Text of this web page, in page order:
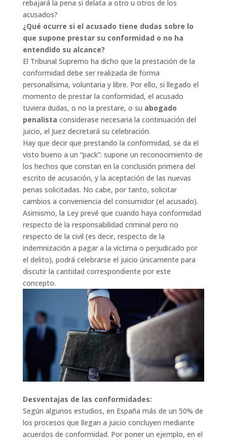
rebajará la pena si delata a otro u otros de los
acusados?
¿Qué ocurre si el acusado tiene dudas sobre lo
que supone prestar su conformidad o no ha
entendido su alcance?
El Tribunal Supremo ha dicho que la prestación de la
conformidad debe ser realizada de forma
personalísima, voluntaria y libre. Por ello, si llegado el
momento de prestar la conformidad, el acusado
tuviera dudas, o no la prestare, o su abogado
penalista considerase necesaria la continuación del
juicio, el Juez decretará su celebración.
Hay que decir que prestando la conformidad, se da el
visto bueno a un “pack”: supone un reconocimiento de
los hechos que constan en la conclusión primera del
escrito de acusación, y la aceptación de las nuevas
penas solicitadas. No cabe, por tanto, solicitar
cambios a conveniencia del consumidor (el acusado).
Asimismo, la Ley prevé que cuando haya conformidad
respecto de la responsabilidad criminal pero no
respecto de la civil (es decir, respecto de la
indemnización a pagar a la víctima o perjudicado por
el delito), podrá celebrarse el juicio únicamente para
discutir la cantidad correspondiente por este
concepto.
Desventajas de las conformidades:
Según algunos estudios, en España más de un 50% de
los procesos que llegan a juicio concluyen mediante
acuerdos de conformidad. Por poner un ejemplo, en el